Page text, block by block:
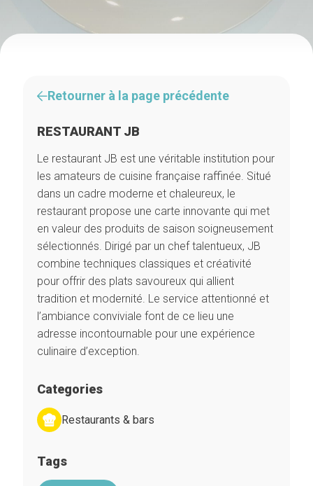
Retourner à la page précédente
RESTAURANT JB
Le restaurant JB est une véritable institution pour
les amateurs de cuisine française raffinée. Situé
dans un cadre moderne et chaleureux, le
restaurant propose une carte innovante qui met
en valeur des produits de saison soigneusement
sélectionnés. Dirigé par un chef talentueux, JB
combine techniques classiques et créativité
pour offrir des plats savoureux qui allient
tradition et modernité. Le service attentionné et
l’ambiance conviviale font de ce lieu une
adresse incontournable pour une expérience
culinaire d’exception.
Categories
Restaurants & bars
Tags